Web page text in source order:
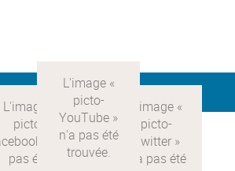
> Version française > Recherche >